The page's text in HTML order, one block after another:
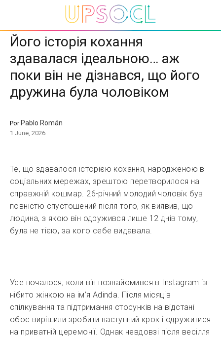
Його історія кохання
здавалася ідеальною… аж
поки він не дізнався, що його
дружина була чоловіком
Por Pablo Román
1 June, 2026
Те, що здавалося історією кохання, народженою в
соціальних мережах, зрештою перетворилося на
справжній кошмар. 26-річний молодий чоловік був
повністю спустошений після того, як виявив, що
людина, з якою він одружився лише 12 днів тому,
була не тією, за кого себе видавала.
Усе почалося, коли він познайомився в Instagram із
нібито жінкою на ім’я Adinda. Після місяців
спілкування та підтримання стосунків на відстані
обоє вирішили зробити наступний крок і одружитися
на приватній церемонії. Однак невдовзі після весілля